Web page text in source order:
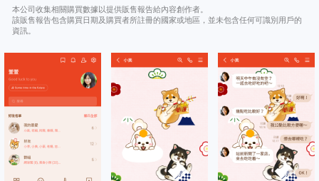
本公司收集相關購買數據以提供販售報告給內容創作者。
該販售報告包含購買日期及購買者所註冊的國家或地區，並未包含任何可識別用戶的
資訊。